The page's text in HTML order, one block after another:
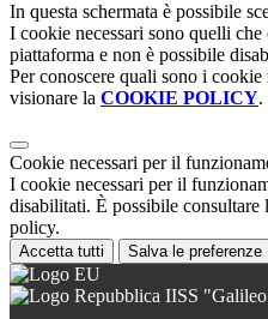
In questa schermata è possibile
I cookie necessari sono quelli
piattaforma e non è possibile
Per conoscere quali sono i
visionare la COOKIE POLICY.
Cookie necessari per il
I cookie necessari per il
disabilitati. È possibile
policy.
Accetta tutti Salva le preferenze
IISS